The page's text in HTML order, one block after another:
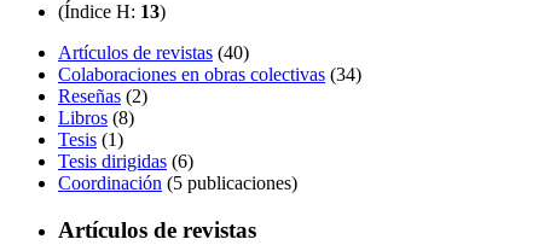
(Índice H: 13)
Artículos de revistas (40)
Colaboraciones en obras colectivas (34)
Reseñas (2)
Libros (8)
Tesis (1)
Tesis dirigidas (6)
Coordinación (5 publicaciones)
Artículos de revistas